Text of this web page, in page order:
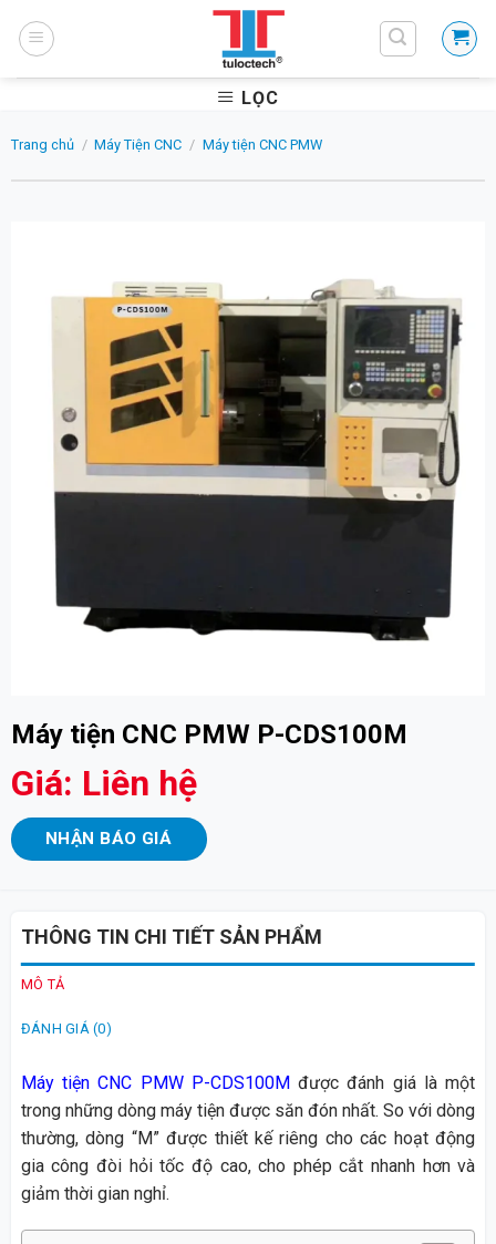
LỌC
Trang chủ / Máy Tiện CNC / Máy tiện CNC PMW
Máy tiện CNC PMW P-CDS100M
Giá: Liên hệ
NHẬN BÁO GIÁ
THÔNG TIN CHI TIẾT SẢN PHẨM
MÔ TẢ
ĐÁNH GIÁ (0)
Máy tiện CNC PMW P-CDS100Mđược đánh giá là một
trong những dòng máy tiện được săn đón nhất. So với dòng
thường, dòng “M” được thiết kế riêng cho các hoạt động
gia công đòi hỏi tốc độ cao, cho phép cắt nhanh hơn và
giảm thời gian nghỉ.